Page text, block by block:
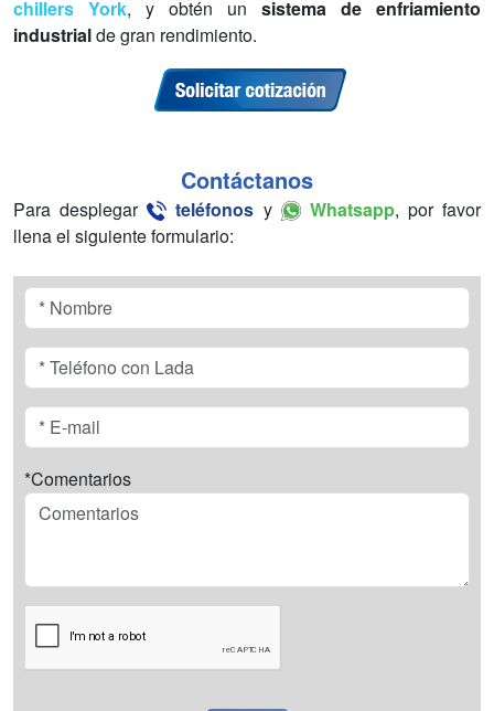
chillers York, y obtén un sistema de enfriamiento
industrialde gran rendimiento.
Contáctanos
Para desplegar teléfonos y Whatsapp, por favor
llena el siguiente formulario:
*Comentarios